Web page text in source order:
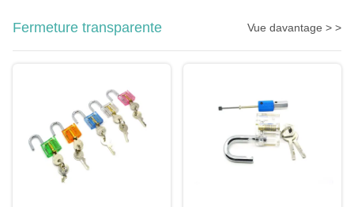
Fermeture transparente Vue davantage > >